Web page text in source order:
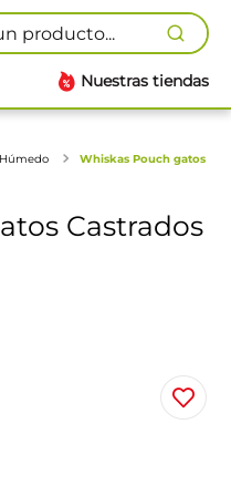
Nuestras tiendas
Whiskas Pouch gatos
Castrados